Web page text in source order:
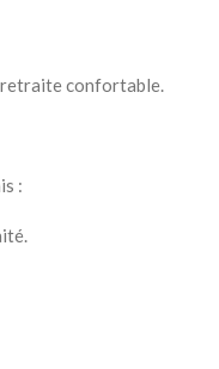
retraite confortable.
: